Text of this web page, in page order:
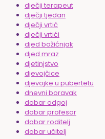
dječji terapeut
dječji tjedan
dječji vrtić
dječji vrtići
djed božićnjak
djed mraz
djetinjstvo
djevojčice
djevojke u pubertetu
dnevni boravak
dobar odgoj
dobar profesor
dobar roditelj
dobar učitelj